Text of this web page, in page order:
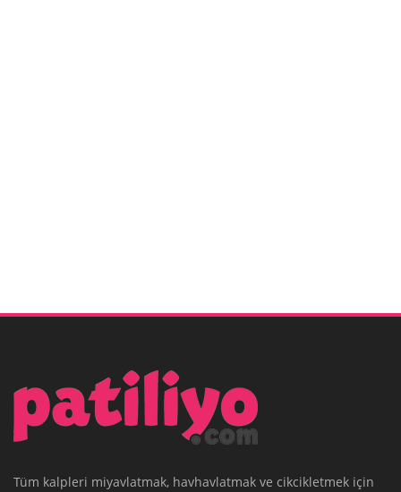
Tüm kalpleri miyavlatmak, havhavlatmak ve cikcikletmek için